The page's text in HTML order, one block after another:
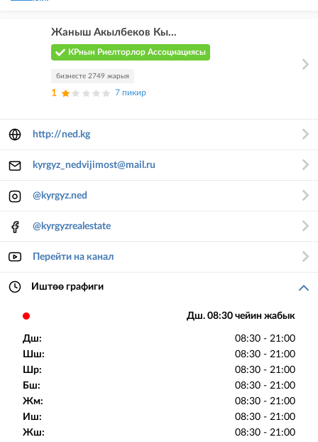
Жаныш Акылбеков Кы...
КРнын Риелторлор Ассоциациясы
бизнесте 2749 жарыя
1 7 пикир
http://ned.kg
kyrgyz_nedvijimost@mail.ru
@kyrgyz.ned
@kyrgyzrealestate
Перейти на канал
Иштөө графиги
Дш. 08:30 чейин жабык
Дш:
08:30 - 21:00
Шш:
08:30 - 21:00
Шр:
08:30 - 21:00
Бш:
08:30 - 21:00
Жм:
08:30 - 21:00
Иш:
08:30 - 21:00
Жш:
08:30 - 21:00